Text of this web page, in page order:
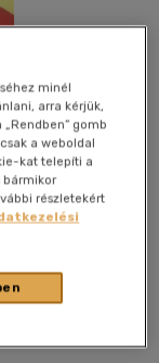
Megosztom
nyelvű
minél
arra kérjük,
gomb
a weboldal
kat telepíti a
bármikor
részletekért